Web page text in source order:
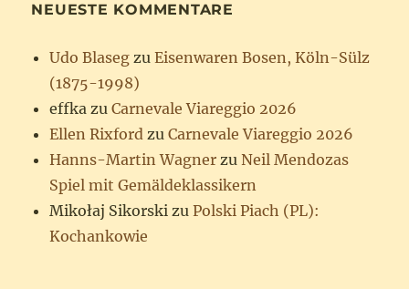
NEUESTE KOMMENTARE
Udo Blaseg zuEisenwaren Bosen, Köln-Sülz
(1875-1998)
effka zuCarnevale Viareggio 2026
Ellen Rixford zuCarnevale Viareggio 2026
Hanns-Martin Wagner zuNeil Mendozas
Spiel mit Gemäldeklassikern
Mikołaj Sikorski zuPolski Piach (PL):
Kochankowie